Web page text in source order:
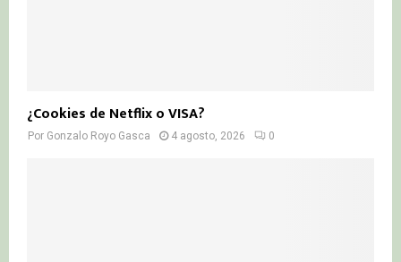
¿Cookies de Netflix o VISA?
Por Gonzalo Royo Gasca 4 agosto, 2026 0